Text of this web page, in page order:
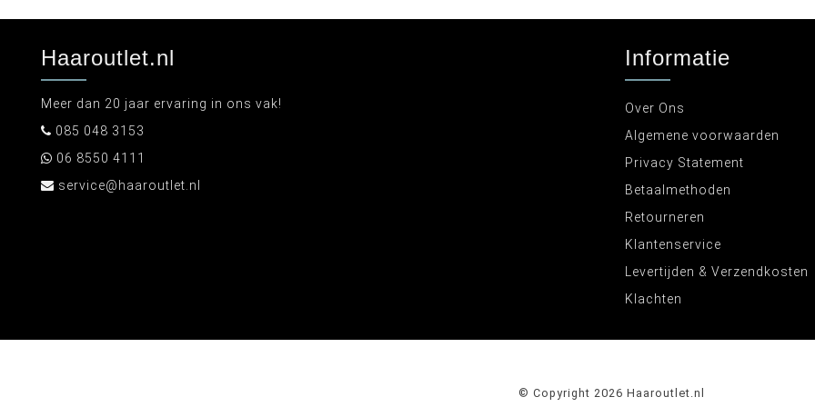
Haaroutlet.nl
Meer dan 20 jaar ervaring in ons vak!
085 048 3153
06 8550 4111
service@haaroutlet.nl
Informatie
Over Ons
Algemene voorwaarden
Privacy Statement
Betaalmethoden
Retourneren
Klantenservice
Levertijden & Verzendkosten
Klachten
© Copyright 2026 Haaroutlet.nl